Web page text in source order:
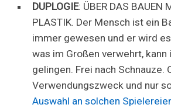
DUPLOGIE: ÜBER DAS BAUEN
PLASTIK. Der Mensch ist ein
immer gewesen und er wird
was im Großen verwehrt, kann
gelingen. Frei nach Schnauze.
Verwendungszweck und nur
Auswahl an solchen